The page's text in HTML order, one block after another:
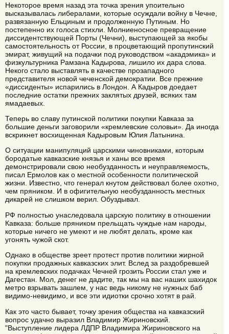
Некоторое время назад эта точка зрения упоительно
высказывалась либералами, которые осуждали войну в Чечне,
развязанную Ельциным и продолженную Путиным. Но
постепенно их голоса стихли. Молниеносное превращение
диссидентствующей Порты (Чечни), выступающей за якобы
самостоятельность от России, в процветающий пропутинский
эмират, живущий на подачки под руководством «акадэмика» и
физкультурника Рамзана Кадырова, лишило их дара слова.
Некого стало выставлять в качестве прозападного
представителя новой чеченской демократии. Все прежние
«диссиденты» испарились в Лондон. А Кадыров доедает
последние остатки прежних заклятых друзей, всяких там
ямадаевых.
Теперь во славу путинской политики покупки Кавказа за
большие деньги заговорили «кремлевские соловьи». Да иногда
вскрикнет восхищенная Кадыровым Юлия Латынина.
О ситуации манипуляций царскими чиновниками, которым
бородатые кавказские князья и ханы все время
демонстрировали свою необузданность и неуправляемость,
писал Ермолов как о местной особенности политической
жизни. Известно, что генерал кнутом действовал более охотно,
чем пряником. И в офигительную необузданность местных
дикарей не слишком верил. Обуздывал.
РФ полностью унаследовала царскую политику в отношении
Кавказа: больше пряником прельщать чуждые нам народы,
которые ничего не умеют и не любят делать, кроме как
угонять чужой скот.
Однако в обществе зреет протест против политики жирной
покупки продажных кавказских элит. Вслед за раздобревшей
на кремлевских подачках Чечней грозить России стал уже и
Дагестан. Мол, денег не дадите, так мы на вас наших шахидок
метро взрывать зашлем, у нас ведь никому не нужных баб
видимо-невидимо, и все эти идиотки срочно хотят в рай.
Как это часто бывает, точку зрения общества на кавказский
вопрос удачно выразил Владимир Жириновский.
"Выступление лидера ЛДПР Владимира Жириновского на